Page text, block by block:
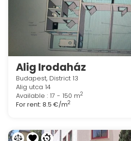
Alig Irodaház
Budapest, District 13
Alig utca 14
Available : 17 - 150 m2
For rent: 8.5 €/m2